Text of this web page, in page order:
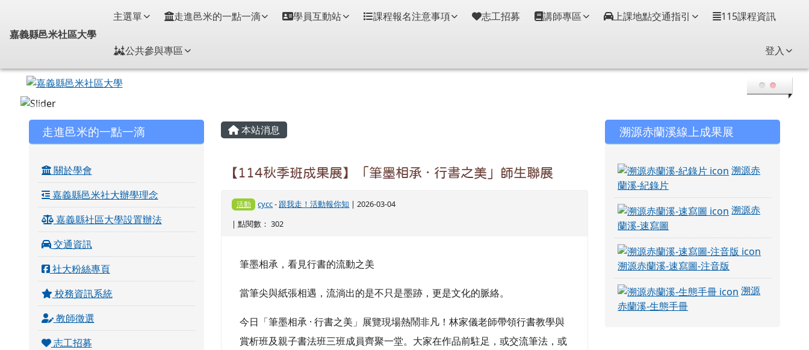
嘉義縣邑米社區大學
嘉義縣邑米社區大學
主選單 走進邑米的一點一滴 學員互動站 課程報名注意事項 志工招募 講師專區 上課地點交通指引 115課程資訊
公共參與專區 登入
左邊區域內容
走進邑米的一點一滴
關於學會
嘉義縣邑米社大辦學理念
嘉義縣社區大學設置辦法
交通資訊
社大粉絲專頁
校務資訊系統
教師徵選
志工招募
主內容區域
本站消息
【114秋季班成果展】「筆墨相承 · 行書之美」師生聯展
活動 cycc- 跟我走！活動報你知 | 2026-03-04
| 點閱數： 302
筆墨相承，看見行書的流動之美
當筆尖與紙張相遇，流淌出的是不只是墨跡，更是文化的脈絡。
今日「筆墨相承 · 行書之美」展覽現場熱鬧非凡！林家儀老師帶領行書教學與
賞析班及親子書法班三班成員齊聚一堂。大家在作品前駐足，或交流筆法，或
右邊區域內容
溯源赤蘭溪線上成果展
溯源赤
蘭溪-紀錄片
溯源赤
蘭溪-速寫圖
溯源赤蘭溪-速寫圖-注音版
溯源
赤蘭溪-生態手冊
頁尾區域